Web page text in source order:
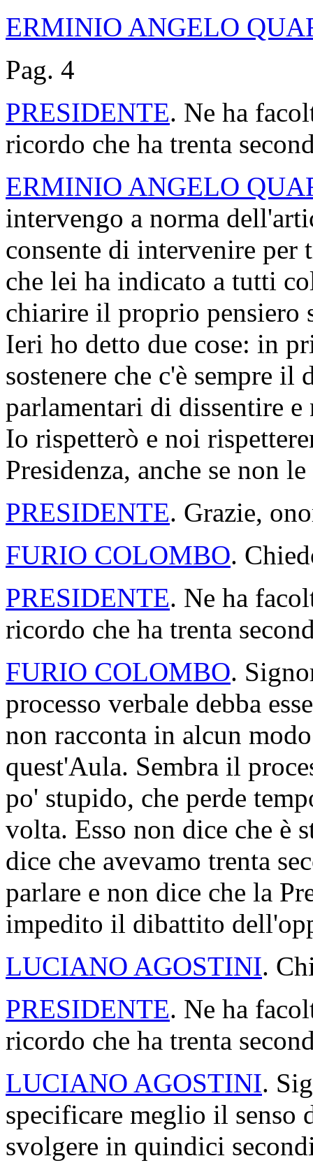
ERMINIO ANGELO
Pag. 4
PRESIDENTE. Ne ha
ricordo che ha trenta
ERMINIO ANGELO
intervengo a norma
consente di intervenire per
che lei ha indicato a tutti
chiarire il proprio pensiero
Ieri ho detto due cose: in
sostenere che c'è sempre
parlamentari di dissentire
Io rispetterò e noi
Presidenza, anche se non
PRESIDENTE. Grazie,
FURIO COLOMBO.
PRESIDENTE. Ne ha
ricordo che ha trenta
FURIO COLOMBO.
processo verbale debba
non racconta in alcun
quest'Aula. Sembra il
po' stupido, che perde
volta. Esso non dice che è
dice che avevamo trenta
parlare e non dice che la
impedito il dibattito
LUCIANO AGOSTINI.
PRESIDENTE. Ne ha
ricordo che ha trenta
LUCIANO AGOSTINI.
specificare meglio il
svolgere in quindici